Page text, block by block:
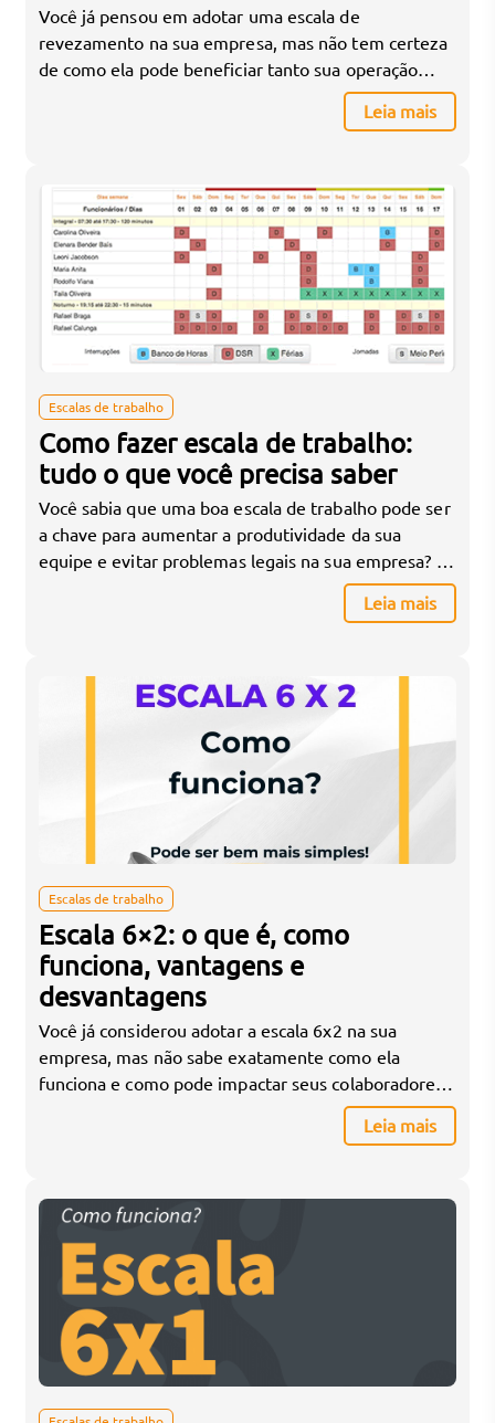
Você já pensou em adotar uma escala de
revezamento na sua empresa, mas não tem certeza
de como ela pode beneficiar tanto sua operação
quanto seus colaboradores? A escala de
revezamento é uma solução eficiente para
de trabalho e manter a […]
Leia mais
Escalas de trabalho
Como fazer escala de trabalho:
tudo o que você precisa saber
Você sabia que uma boa escala de trabalho pode ser
a chave para aumentar a produtividade da sua
equipe e evitar problemas legais na sua empresa?
Montar uma escala de trabalho eficiente não é
apenas uma questão de distribuir turnos. É uma
Leia mais
Escalas de trabalho
Escala 6×2: o que é, como
funciona, vantagens e
desvantagens
Você já considerou adotar a escala 6x2 na sua
empresa, mas não sabe exatamente como ela
funciona e como pode impactar seus colaboradores
e a operação? A escala 6x2 é um modelo de jornada
de trabalho onde o colaborador trabalha 6 dias
Leia mais